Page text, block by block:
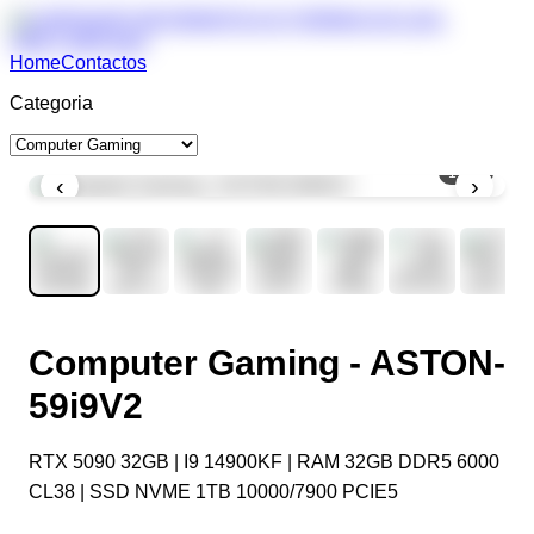
HomeContactos
Categoria
‹ ›
1/
Computer Gaming - ASTON-
59i9V2
RTX 5090 32GB | I9 14900KF | RAM 32GB DDR5 6000
CL38 | SSD NVME 1TB 10000/7900 PCIE5